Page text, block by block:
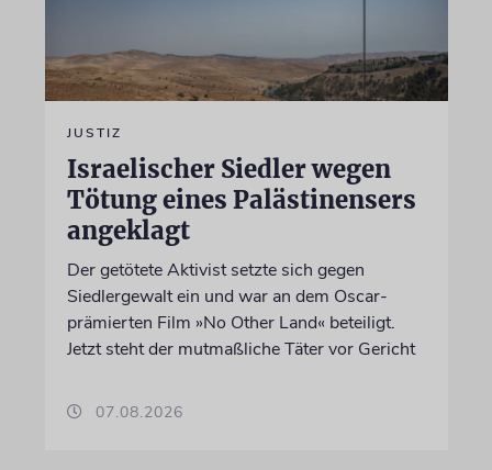
JUSTIZ
Israelischer Siedler wegen
Tötung eines Palästinensers
angeklagt
Der getötete Aktivist setzte sich gegen
Siedlergewalt ein und war an dem Oscar-
prämierten Film »No Other Land« beteiligt.
Jetzt steht der mutmaßliche Täter vor Gericht
07.08.2026